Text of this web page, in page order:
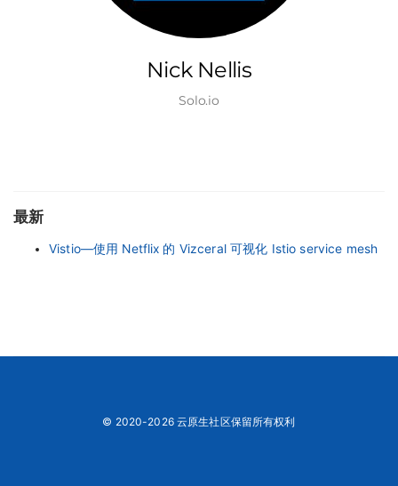
Nick Nellis
Solo.io
最新
Vistio—使用 Netflix 的 Vizceral 可视化 Istio service mesh
© 2020-2026 云原生社区保留所有权利